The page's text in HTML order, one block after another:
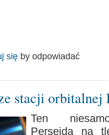
się by odpowiadać
stacji orbitalnej
Ten
Perseida na